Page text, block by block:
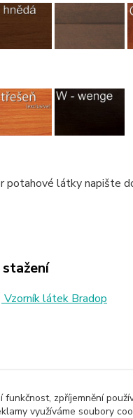
potahové látky napište
stažení
Vzorník látek Bradop
funkčnost, zpříjemnění
využíváme soubory